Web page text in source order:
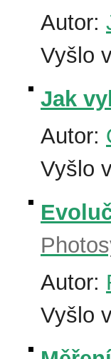
Autor:
Vyšlo
Jak
Autor:
Vyšlo
Autor:
Vyšlo